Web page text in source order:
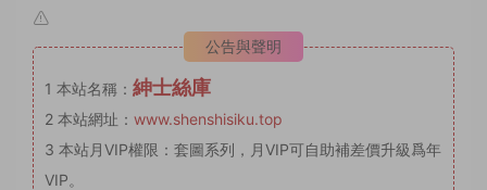
公告與聲明
1 本站名稱： 紳士絲庫
2 本站網址： www.shenshisiku.top
3 本站月VIP權限：套圖系列，月VIP可自助補差價升級爲年
VIP。